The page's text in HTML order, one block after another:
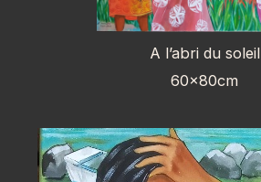
A l’abri du soleil
60x80cm